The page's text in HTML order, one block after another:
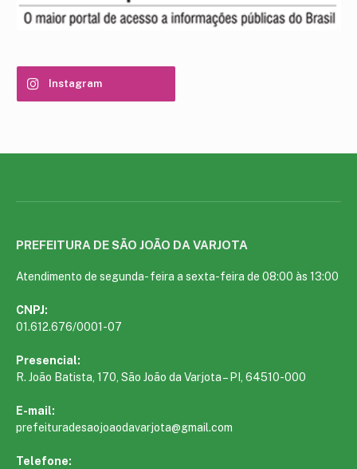
Instagram
PREFEITURA DE SÃO JOÃO DA VARJOTA
Atendimento de segunda- feira a sexta-feira de 08:00 às 13:00
CNPJ:
01.612.676/0001-07
Presencial:
R. João Batista, 170, São João da Varjota – PI, 64510-000
E-mail:
prefeituradesaojoaodavarjota@gmail.com
Telefone: